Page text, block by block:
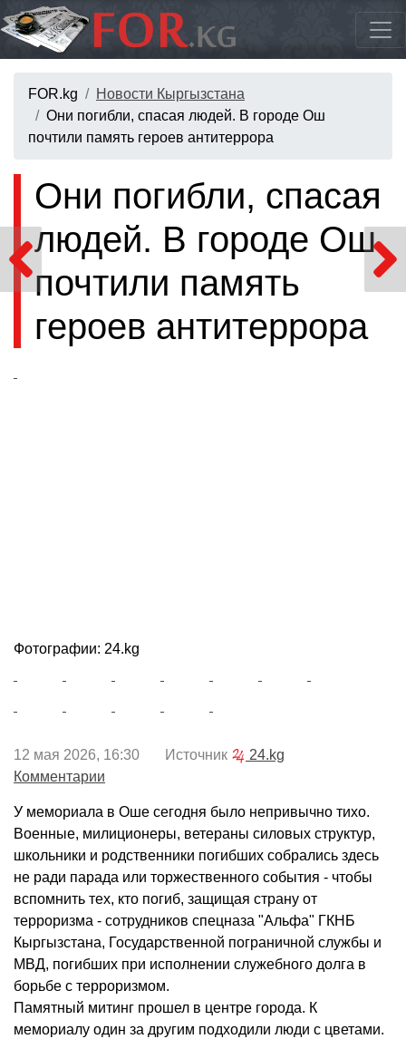
FOR.kg
Новости Кыргызстана
Они погибли, спасая людей. В городе Ош
почтили память героев антитеррора
Они погибли, спасая
людей. В городе Ош
почтили память
героев антитеррора
Фотографии: 24.kg
12 мая 2026, 16:30 Источник
24.kg
Комментарии
У мемориала в Оше сегодня было непривычно тихо.
Военные, милиционеры, ветераны силовых структур,
школьники и родственники погибших собрались здесь
не ради парада или торжественного события - чтобы
вспомнить тех, кто погиб, защищая страну от
терроризма - сотрудников спецназа "Альфа" ГКНБ
Кыргызстана, Государственной пограничной службы и
МВД, погибших при исполнении служебного долга в
борьбе с терроризмом.
Памятный митинг прошел в центре города. К
мемориалу один за другим подходили люди с цветами.